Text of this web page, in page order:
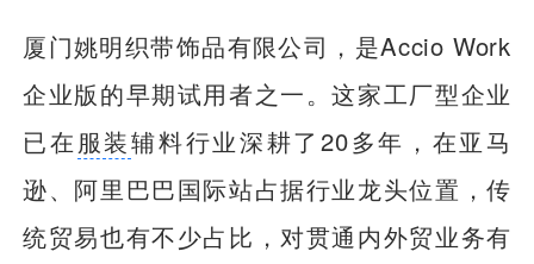
厦门姚明织带饰品有限公司，是Accio Work
企业版的早期试用者之一。这家工厂型企业
已在 服装辅料行业深耕了20多年，在亚马
逊、阿里巴巴国际站占据行业龙头位置，传
统贸易也有不少占比，对贯通内外贸业务有